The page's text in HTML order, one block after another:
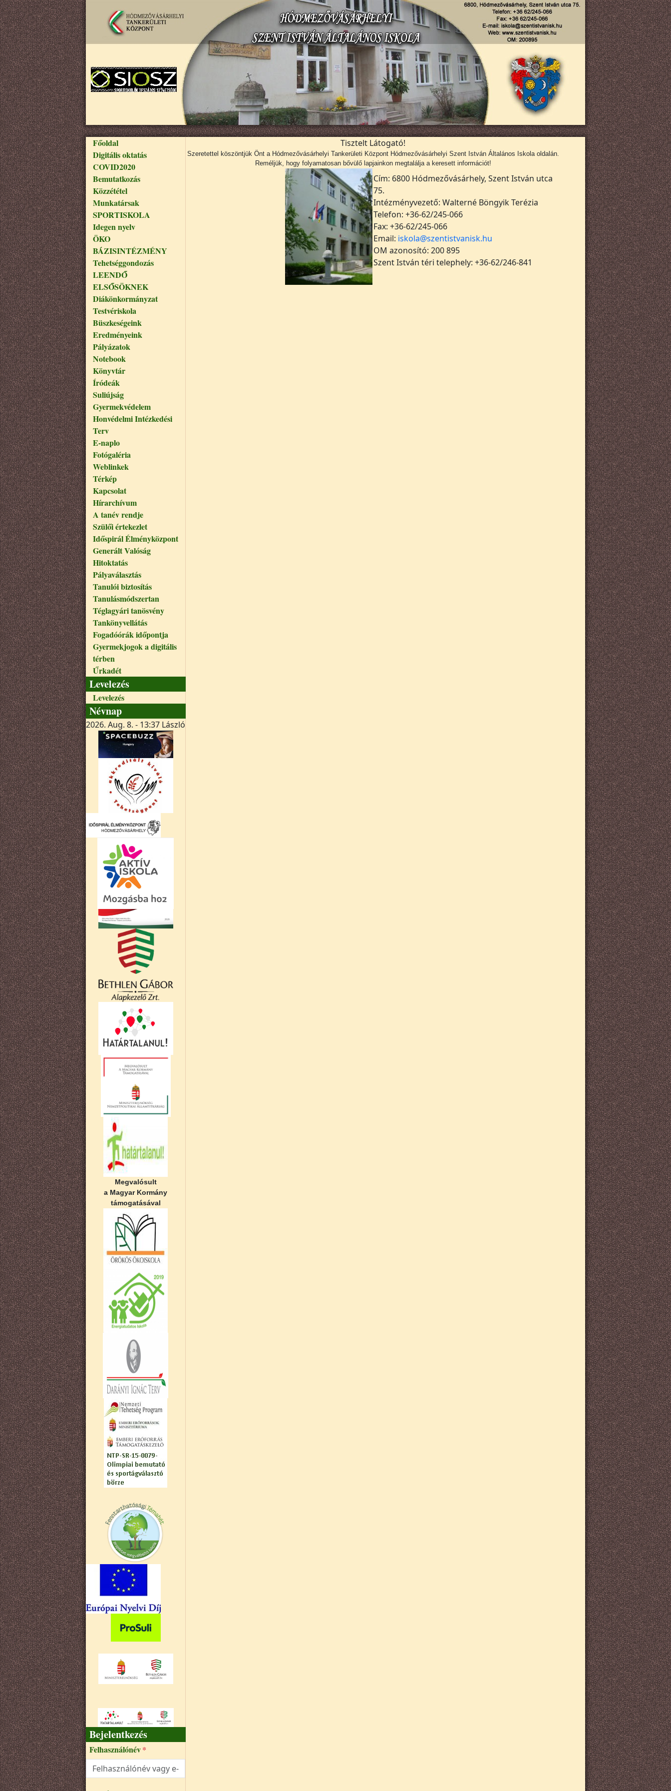
Ugrás a tartalomra
Fő navigáció
Főoldal
Digitális oktatás
COVID2020
Bemutatkozás
Közzététel
Munkatársak
SPORTISKOLA
Idegen nyelv
ÖKO
BÁZISINTÉZMÉNY
Tehetséggondozás
LEENDŐ
ELSŐSÖKNEK
Diákönkormányzat
Testvériskola
Büszkeségeink
Eredményeink
Pályázatok
Notebook
Könyvtár
Íródeák
Suliújság
Gyermekvédelem
Honvédelmi Intézkedési
Terv
E-naplo
Fotógaléria
Weblinkek
Térkép
Kapcsolat
Hírarchívum
A tanév rendje
Szülői értekezlet
Időspirál Élményközpont
Generált Valóság
Hitoktatás
Pályaválasztás
Tanulói biztosítás
Tanulásmódszertan
Téglagyári tanösvény
Tankönyvellátás
Fogadóórák időpontja
Gyermekjogok a digitális
térben
Űrkadét
Levelezés
Levelezés
Névnap
2026. Aug. 8. - 13:37 László
Megvalósult
a Magyar Kormány
támogatásával
Bejelentkezés
Felhasználónév
Tisztelt Látogató!
Szeretettel köszöntjük Önt a Hódmezővásárhelyi Tankerületi Központ Hódmezővásárhelyi Szent István Általános Iskola oldalán.
Reméljük, hogy folyamatosan bővülő lapjainkon megtalálja a keresett információt!
Cím: 6800 Hódmezővásárhely, Szent István utca
75.
Intézményvezető: Walterné Böngyik Terézia
Telefon: +36-62/245-066
Fax: +36-62/245-066
Email: iskola@szentistvanisk.hu
OM azonosító: 200 895
Szent István téri telephely: +36-62/246-841